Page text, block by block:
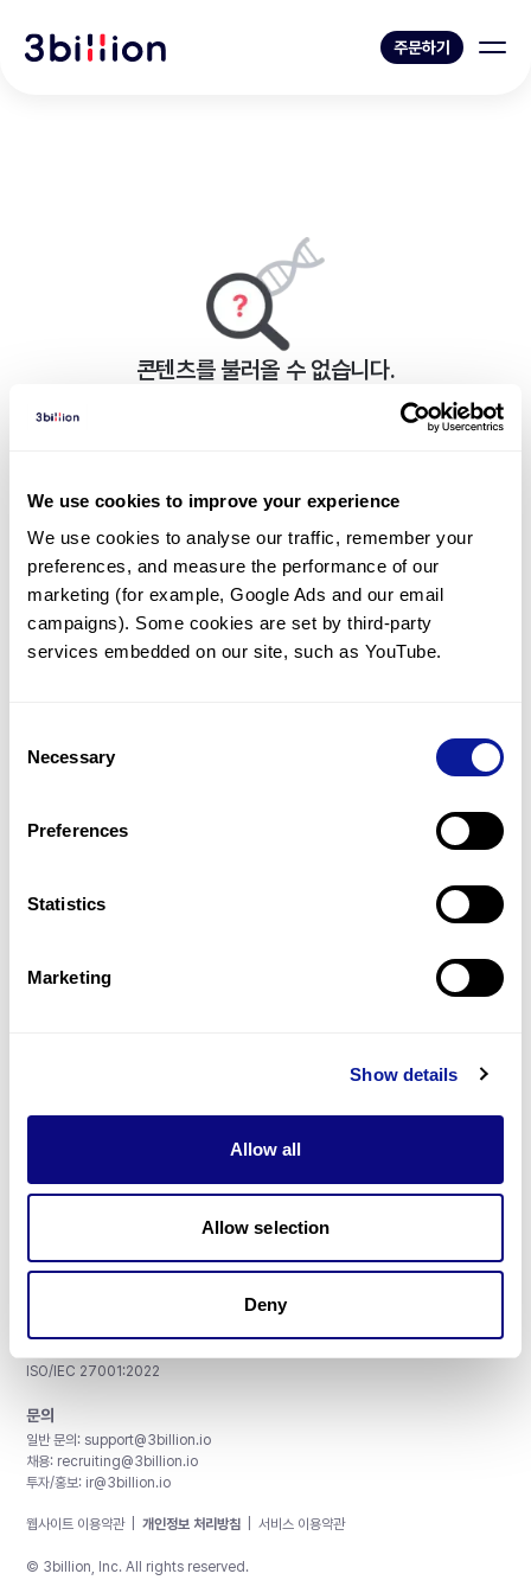
We use cookies to improve your experience
We use cookies to analyse our traffic, remember your
preferences, and measure the performance of our
marketing (for example, Google Ads and our email
campaigns). Some cookies are set by third-party
services embedded on our site, such as YouTube.
Selection
Necessary
Preferences
Statistics
Marketing
Show details
Allow all
Allow selection
Deny
주문하기
콘텐츠를 불러올 수 없습니다.
기술
Gene browser
매달 뉴스레터를 통해 최신 블로그 포스트와 소식을 받아보세요.
주식회사 쓰리빌리언
서울특별시 강남구 테헤란로 415, 8층
사업자등록번호: 290-81-00524
대표이사: 금창원
ISO/IEC 27001:2022
문의
일반 문의: support@3billion.io
채용: recruiting@3billion.io
투자/홍보: ir@3billion.io
웹사이트 이용약관 개인정보 처리방침 서비스 이용약관
© 3billion, Inc. All rights reserved.